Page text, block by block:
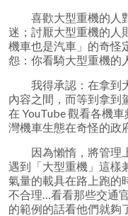
喜歡大型重機的人對
迷；討厭大型重機的人
機車也是汽車」的奇怪
怨：你看騎大型重機的
我得承認：在拿到大
內容之間，而等到拿到
在 YouTube 觀看各機
灣機車生態在奇怪的政
因為懶惰，將管理上
遇到「大型重機」這樣
氣量的載具在路上跑的
不合理…看看那些交通
的範例的話看他們就夠